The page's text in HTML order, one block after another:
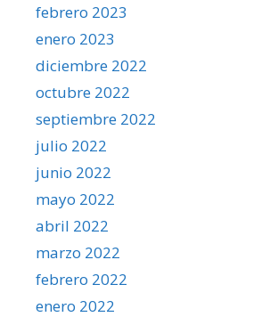
febrero 2023
enero 2023
diciembre 2022
octubre 2022
septiembre 2022
julio 2022
junio 2022
mayo 2022
abril 2022
marzo 2022
febrero 2022
enero 2022